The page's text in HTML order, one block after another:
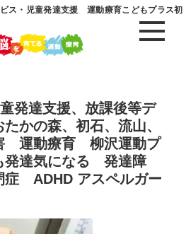
ス・児童発達支援 運動療育こどもプラス初
発達支援、放課後等デ
かの森、初石、流山、
運動療育 柳沢運動プ
達気になる 発達障
ADHD アスペルガー